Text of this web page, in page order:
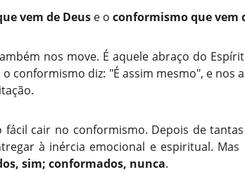
vem de Deuse o conformismo que vem
nos move. É aquele abraço do
conformismo diz: "É assim mesmo", e nos
cair no conformismo. Depois de
à inércia emocional e espiritual. Mas
sim; conformados, nunca.